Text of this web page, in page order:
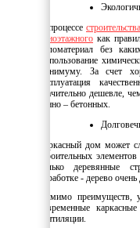
В процессе
одноэтажного как
пиломатериал без
Использование
минимуму. За счет
эксплуатация
значительно дешевле,
пенно – бетонных.
Каркасный дом может
строительных
только деревянные
обработке - дерево
Помимо преимуществ,
современные
вентиляции.